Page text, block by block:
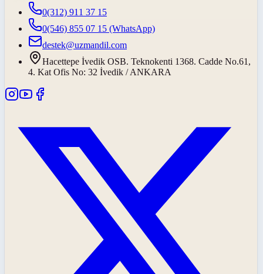
0(312) 911 37 15
0(546) 855 07 15 (WhatsApp)
destek@uzmandil.com
Hacettepe İvedik OSB. Teknokenti 1368. Cadde No.61,
4. Kat Ofis No: 32 İvedik / ANKARA